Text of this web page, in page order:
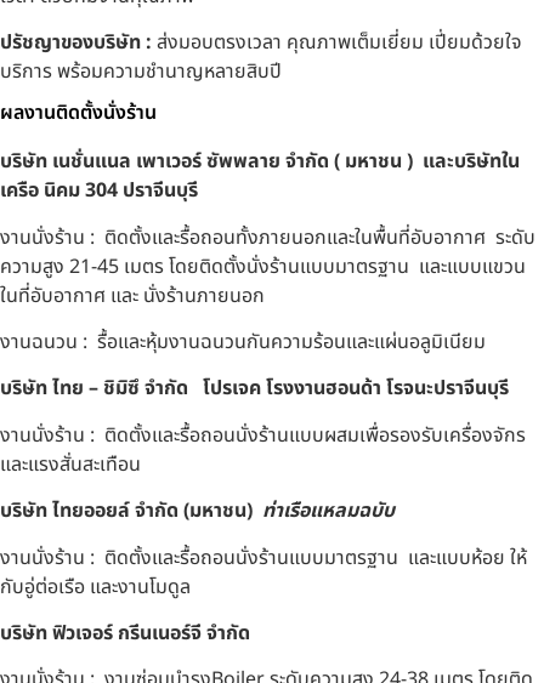
ปรัชญาของบริษัท : ส่งมอบตรงเวลา คุณภาพเต็มเยี่ยม เปี่ยมด้วยใจ
บริการ พร้อมความชำนาญหลายสิบปี
ผลงานติดตั้งนั่งร้าน
บริษัท เนชั่นแนล เพาเวอร์ ซัพพลาย จำกัด ( มหาชน ) และบริษัทใน
เครือ นิคม 304 ปราจีนบุรี
งานนั่งร้าน : ติดตั้งและรื้อถอนทั้งภายนอกและในพื้นที่อับอากาศ ระดับ
ความสูง 21-45 เมตร โดยติดตั้งนั่งร้านแบบมาตรฐาน และแบบแขวน
ในที่อับอากาศ และ นั่งร้านภายนอก
งานฉนวน : รื้อและหุ้มงานฉนวนกันความร้อนและแผ่นอลูมิเนียม
บริษัท ไทย – ชิมิซึ จำกัด โปรเจค โรงงานฮอนด้า โรจนะปราจีนบุรี
งานนั่งร้าน : ติดตั้งและรื้อถอนนั่งร้านแบบผสมเพื่อรองรับเครื่องจักร
และแรงสั่นสะเทือน
บริษัท ไทยออยล์ จํากัด (มหาชน) ท่าเรือแหลมฉบับ
งานนั่งร้าน : ติดตั้งและรื้อถอนนั่งร้านแบบมาตรฐาน และแบบห้อย ให้
กับอู่ต่อเรือ และงานโมดูล
บริษัท ฟิวเจอร์ กรีนเนอร์จี จำกัด